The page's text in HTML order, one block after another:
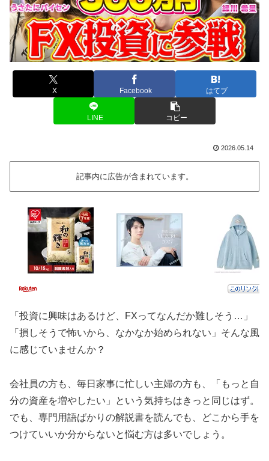
X Facebook はてブ
LINE コピー
2026.05.14
記事内に広告が含まれています。
「投資に興味はあるけど、FXってなんだか難しそう…」
「損しそうで怖いから、なかなか始められない」そんな風
に感じていませんか？
会社員の方も、毎日家事に忙しい主婦の方も、「もっと自
分の資産を増やしたい」という気持ちはきっと同じはず。
でも、専門用語ばかりの解説書を読んでも、どこから手を
つけていいか分からないと悩む方は多いでしょう。